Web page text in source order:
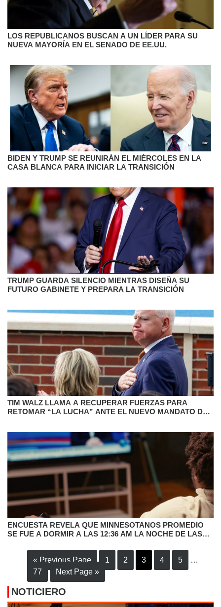
LOS REPUBLICANOS BUSCAN A UN LÍDER PARA SU
NUEVA MAYORÍA EN EL SENADO DE EE.UU.
BIDEN Y TRUMP SE REUNIRÁN EL MIÉRCOLES EN LA
CASA BLANCA PARA INICIAR LA TRANSICIÓN
TRUMP GUARDA SILENCIO MIENTRAS DISEÑA SU
FUTURO GABINETE Y PREPARA LA TRANSICIÓN
TIM WALZ LLAMA A RECUPERAR FUERZAS PARA
RETOMAR “LA LUCHA” ANTE EL NUEVO MANDATO DE
ENCUESTA REVELA QUE MINNESOTANOS PROMEDIO
SE FUE A DORMIR A LAS 12:36 AM LA NOCHE DE LAS
« Previous Page 1 2 3 4 5
…
77
Next Page »
NOTICIERO